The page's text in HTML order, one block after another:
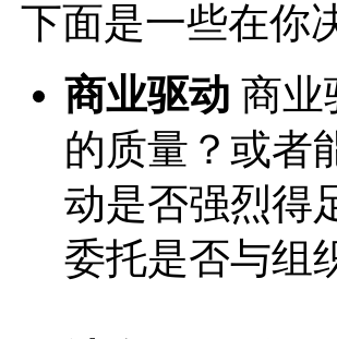
下面是一些在你
商业驱动 商业
的质量？或者
动是否强烈得
委托是否与组